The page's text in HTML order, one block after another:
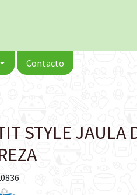
Contacto
STYLE JAULA